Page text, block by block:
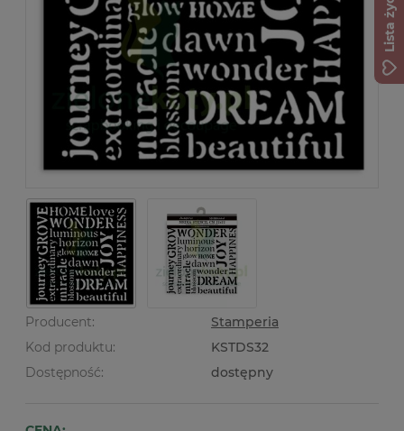
Producent:
Stamperia
Kod produktu:
KSTDS32
Dostępność:
dostępny